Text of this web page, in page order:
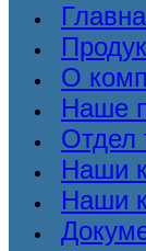
О
Наше
Отдел
Наши
Наши